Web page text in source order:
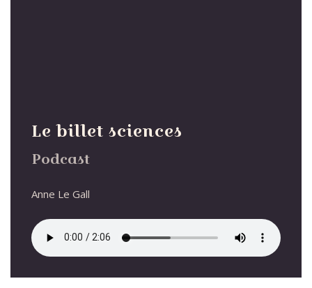
Le billet sciences
Podcast
Anne Le Gall